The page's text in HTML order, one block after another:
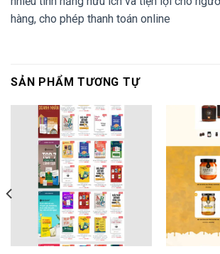
hàng, cho phép thanh toán online
SẢN PHẨM TƯƠNG TỰ